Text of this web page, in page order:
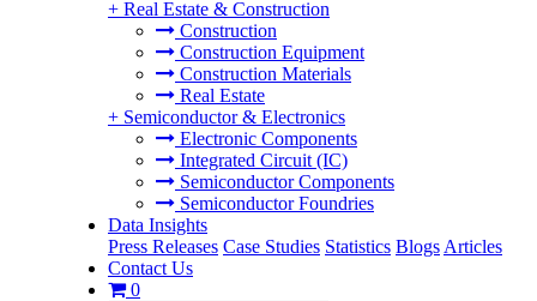
+ Real Estate & Construction
Construction
Construction Equipment
Construction Materials
Real Estate
+ Semiconductor & Electronics
Electronic Components
Integrated Circuit (IC)
Semiconductor Components
Semiconductor Foundries
Data Insights
Press Releases Case Studies Statistics Blogs Articles
Contact Us
0